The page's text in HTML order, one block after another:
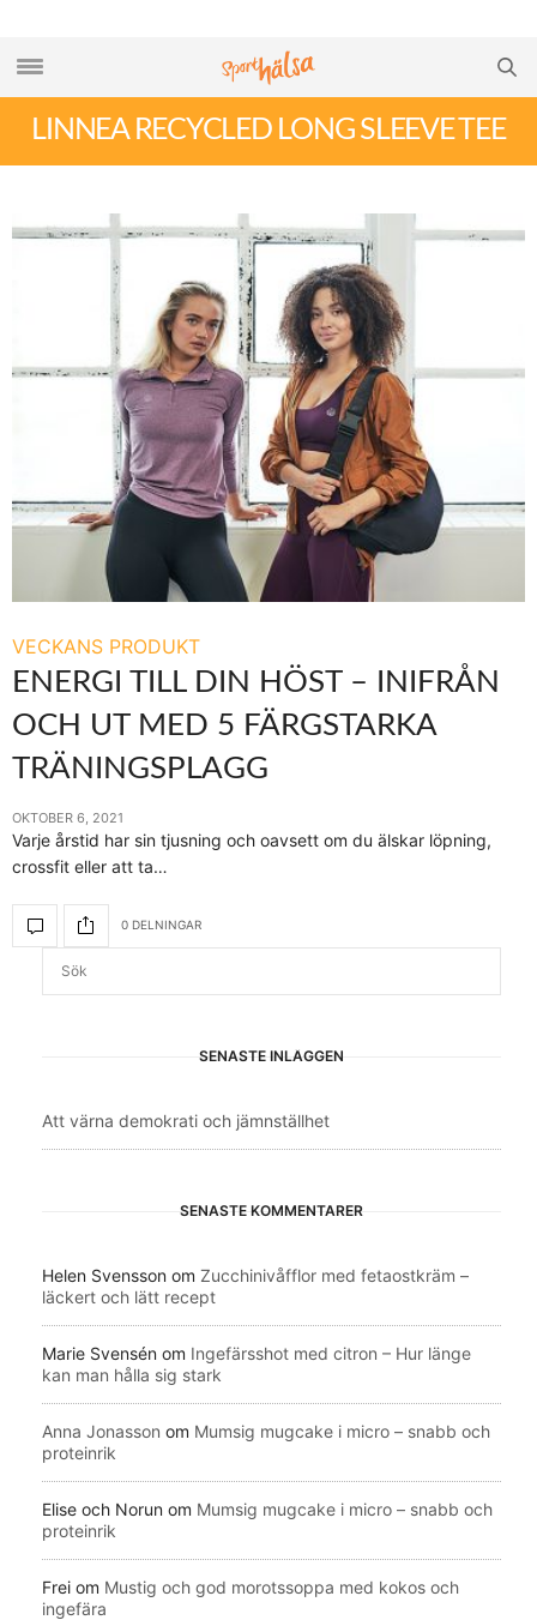
LINNEA RECYCLED LONG SLEEVE TEE
VECKANS PRODUKT
ENERGI TILL DIN HÖST – INIFRÅN
OCH UT MED 5 FÄRGSTARKA
TRÄNINGSPLAGG
OKTOBER 6, 2021
Varje årstid har sin tjusning och oavsett om du älskar löpning,
crossfit eller att ta…
0 DELNINGAR
SENASTE INLÄGGEN
Att värna demokrati och jämnställhet
SENASTE KOMMENTARER
Helen Svensson om Zucchinivåfflor med fetaostkräm –
läckert och lätt recept
Marie Svensén om Ingefärsshot med citron – Hur länge
kan man hålla sig stark
Anna Jonasson om Mumsig mugcake i micro – snabb och
proteinrik
Elise och Norun om Mumsig mugcake i micro – snabb och
proteinrik
Frei om Mustig och god morotssoppa med kokos och
ingefära